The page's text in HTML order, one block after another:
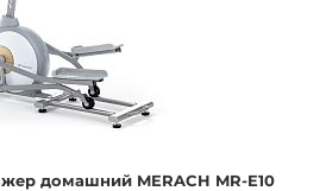
домашний MERACH MR-E10